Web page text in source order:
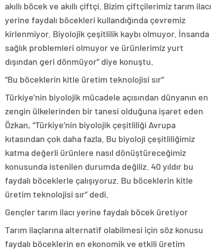
akıllı böcek ve akıllı çiftçi. Bizim çiftçilerimiz tarım ilacı
yerine faydalı böcekleri kullandığında çevremiz
kirlenmiyor. Biyolojik çeşitlilik kaybı olmuyor. İnsanda
sağlık problemleri olmuyor ve ürünlerimiz yurt
dışından geri dönmüyor” diye konuştu.
“Bu böceklerin kitle üretim teknolojisi sır”
Türkiye’nin biyolojik mücadele açısından dünyanın en
zengin ülkelerinden bir tanesi olduğuna işaret eden
Özkan, “Türkiye’nin biyolojik çeşitliliği Avrupa
kıtasından çok daha fazla. Bu biyoloji çeşitliliğimiz
katma değerli ürünlere nasıl dönüştüreceğimiz
konusunda istenilen durumda değiliz. 40 yıldır bu
faydalı böceklerle çalışıyoruz. Bu böceklerin kitle
üretim teknolojisi sır” dedi.
Gençler tarım ilacı yerine faydalı böcek üretiyor
Tarım ilaçlarına alternatif olabilmesi için söz konusu
faydalı böceklerin en ekonomik ve etkili üretim